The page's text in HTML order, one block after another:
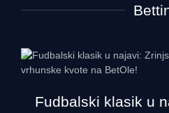
Fudbalski klasik u